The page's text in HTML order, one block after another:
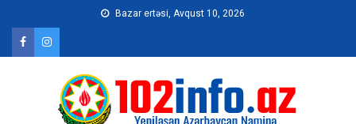
content
Bazar ertəsi, Avqust 10, 2026